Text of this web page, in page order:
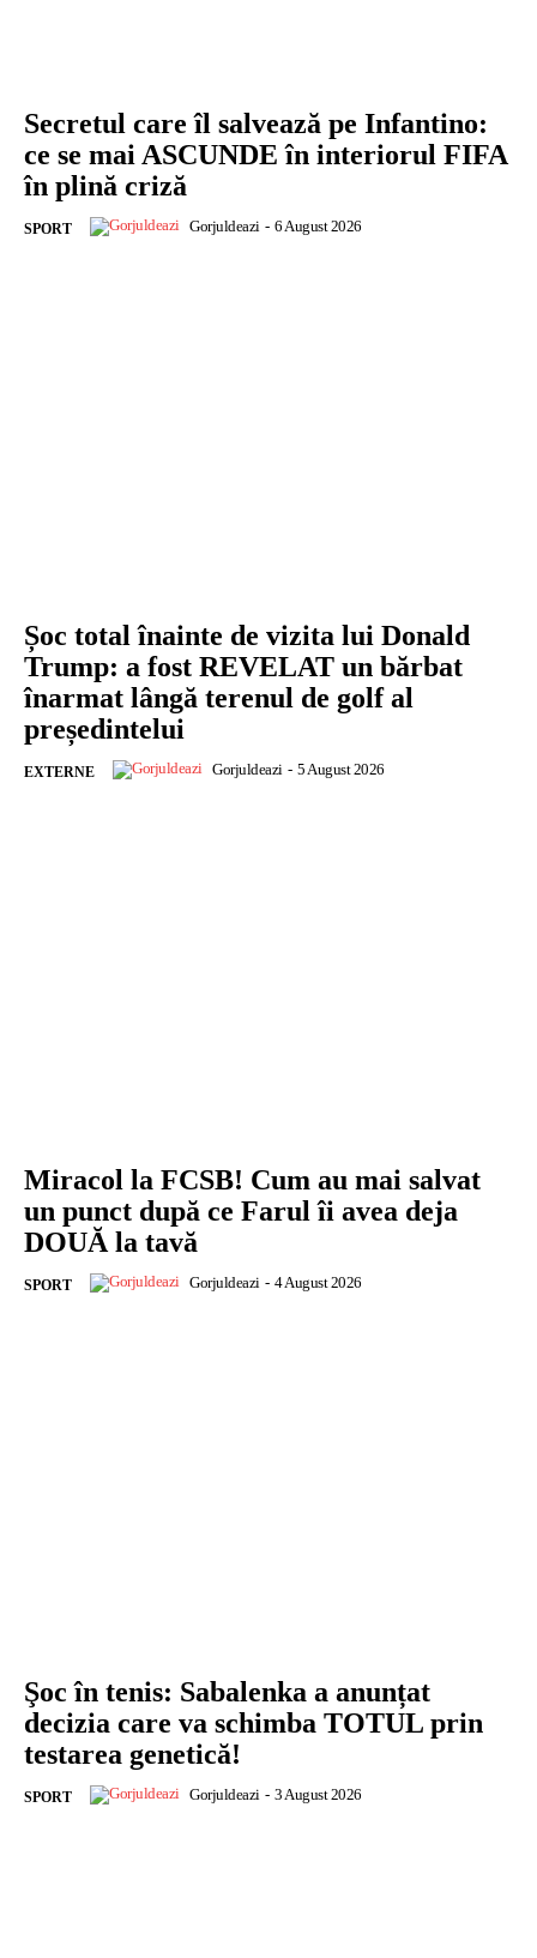
Secretul care îl salvează pe Infantino:
ce se mai ASCUNDE în interiorul FIFA
în plină criză
SPORT Gorjuldeazi - 6 August 2026
Șoc total înainte de vizita lui Donald
Trump: a fost REVELAT un bărbat
înarmat lângă terenul de golf al
președintelui
EXTERNE Gorjuldeazi - 5 August 2026
Miracol la FCSB! Cum au mai salvat
un punct după ce Farul îi avea deja
DOUĂ la tavă
SPORT Gorjuldeazi - 4 August 2026
Şoc în tenis: Sabalenka a anunțat
decizia care va schimba TOTUL prin
testarea genetică!
SPORT Gorjuldeazi - 3 August 2026